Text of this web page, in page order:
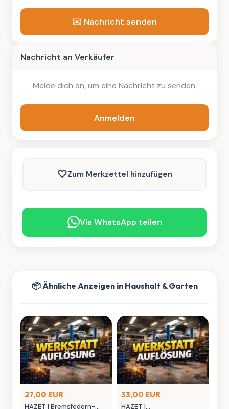
✉️ Nachricht senden
Nachricht an Verkäufer
Melde dich an, um eine Nachricht zu senden.
Anmelden
🤍Zum Merkzettel hinzufügen
Via WhatsApp teilen
📦 Ähnliche Anzeigen in Haushalt & Garten
27,00 EUR
HAZET | Bremsfedern-
33,00 EUR
HAZET |